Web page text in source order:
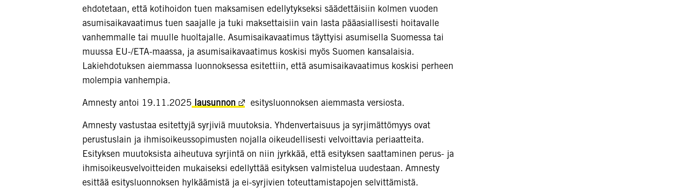
ehdotetaan, että kotihoidon tuen maksamisen edellytykseksi säädettäisiin kolmen vuoden
asumisaikavaatimus tuen saajalle ja tuki maksettaisiin vain lasta pääasiallisesti hoitavalle
vanhemmalle tai muulle huoltajalle. Asumisaikavaatimus täyttyisi asumisella Suomessa tai
muussa EU-/ETA-maassa, ja asumisaikavaatimus koskisi myös Suomen kansalaisia.
Lakiehdotuksen aiemmassa luonnoksessa esitettiin, että asumisaikavaatimus koskisi perheen
molempia vanhempia.
Amnesty antoi 19.11.2025 lausunnon esitysluonnoksen aiemmasta versiosta.
Amnesty vastustaa esitettyjä syrjiviä muutoksia. Yhdenvertaisuus ja syrjimättömyys ovat
perustuslain ja ihmisoikeussopimusten nojalla oikeudellisesti velvoittavia periaatteita.
Esityksen muutoksista aiheutuva syrjintä on niin jyrkkää, että esityksen saattaminen perus- ja
ihmisoikeusvelvoitteiden mukaiseksi edellyttää esityksen valmistelua uudestaan. Amnesty
esittää esitysluonnoksen hylkäämistä ja ei-syrjivien toteuttamistapojen selvittämistä.